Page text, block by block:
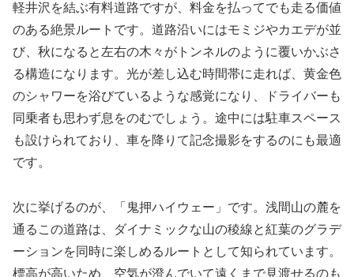
軽井沢を結ぶ有料道路ですが、料金を払ってでも走る価値
のある絶景ルートです。道路沿いにはモミジやカエデが並
び、秋になると左右の木々がトンネルのように覆いかぶさ
る構造になります。光が差し込む時間帯に走れば、黄金色
のシャワーを浴びているような感覚になり、ドライバーも
同乗者も思わず息をのむでしょう。途中には駐車スペース
も設けられており、車を降りて記念撮影をするのにも最適
です。
次に挙げるのが、「鬼押ハイウェー」です。浅間山の麓を
通るこの道路は、ダイナミックな山の稜線と紅葉のグラデ
ーションを同時に楽しめるルートとして知られています。
標高が高いため、空気が澄んでいて遠くまで見渡せるのも